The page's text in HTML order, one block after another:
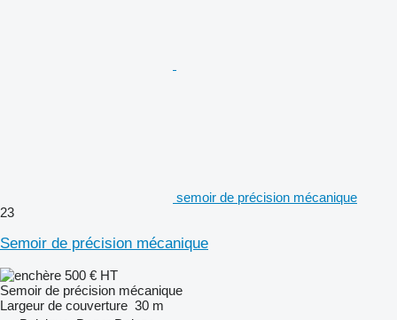
semoir de précision mécanique
23
Semoir de précision mécanique
500 € HT
Semoir de précision mécanique
Largeur de couverture 30 m